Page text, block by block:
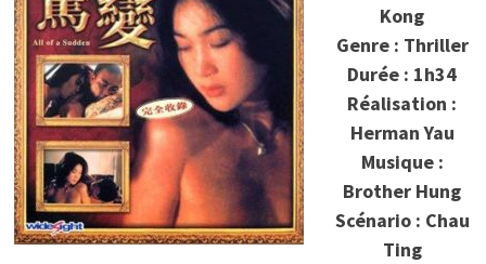
Kong
Genre : Thriller
Durée : 1h34
Réalisation :
Herman Yau
Musique :
Brother Hung
Scénario : Chau
Ting